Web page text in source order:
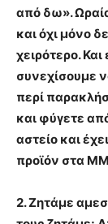
από δω».
και όχι μόνο
χειρότερο.
συνεχίσουμε
περί
και φύγετε
αστείο και
προϊόν στα
2. Ζητάμε